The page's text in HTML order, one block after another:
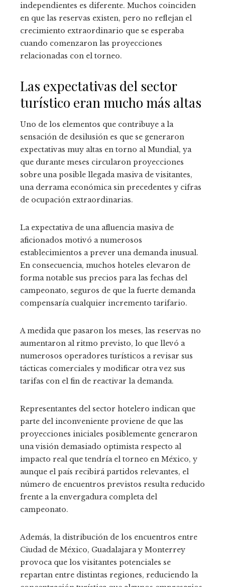
independientes es diferente. Muchos coinciden
en que las reservas existen, pero no reflejan el
crecimiento extraordinario que se esperaba
cuando comenzaron las proyecciones
relacionadas con el torneo.
Las expectativas del sector
turístico eran mucho más altas
Uno de los elementos que contribuye a la
sensación de desilusión es que se generaron
expectativas muy altas en torno al Mundial, ya
que durante meses circularon proyecciones
sobre una posible llegada masiva de visitantes,
una derrama económica sin precedentes y cifras
de ocupación extraordinarias.
La expectativa de una afluencia masiva de
aficionados motivó a numerosos
establecimientos a prever una demanda inusual.
En consecuencia, muchos hoteles elevaron de
forma notable sus precios para las fechas del
campeonato, seguros de que la fuerte demanda
compensaría cualquier incremento tarifario.
A medida que pasaron los meses, las reservas no
aumentaron al ritmo previsto, lo que llevó a
numerosos operadores turísticos a revisar sus
tácticas comerciales y modificar otra vez sus
tarifas con el fin de reactivar la demanda.
Representantes del sector hotelero indican que
parte del inconveniente proviene de que las
proyecciones iniciales posiblemente generaron
una visión demasiado optimista respecto al
impacto real que tendría el torneo en México, y
aunque el país recibirá partidos relevantes, el
número de encuentros previstos resulta reducido
frente a la envergadura completa del
campeonato.
Además, la distribución de los encuentros entre
Ciudad de México, Guadalajara y Monterrey
provoca que los visitantes potenciales se
repartan entre distintas regiones, reduciendo la